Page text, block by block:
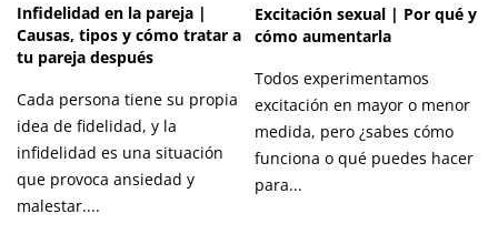
Infidelidad en la pareja |
Causas, tipos y cómo tratar a
tu pareja después
Cada persona tiene su propia
idea de fidelidad, y la
infidelidad es una situación
que provoca ansiedad y
malestar....
Excitación sexual | Por qué y
cómo aumentarla
Todos experimentamos
excitación en mayor o menor
medida, pero ¿sabes cómo
funciona o qué puedes hacer
para...